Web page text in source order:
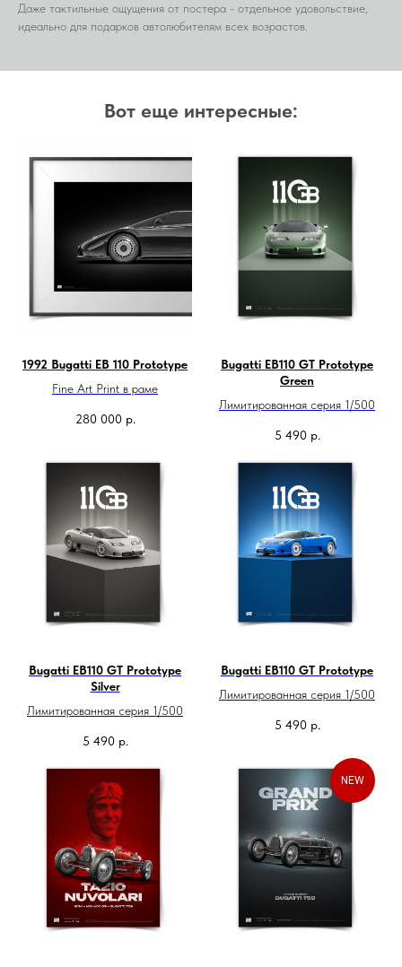
Даже тактильные ощущения от постера - отдельное удовольствие,
идеально для подарков автолюбителям всех возрастов.
Вот еще интересные:
1992 Bugatti EB 110 Prototype
Fine Art Print в раме
280 000 р.
Bugatti EB110 GT Prototype
Green
Лимитированная серия 1/500
5 490 р.
Bugatti EB110 GT Prototype
Silver
Лимитированная серия 1/500
5 490 р.
Bugatti EB110 GT Prototype
Лимитированная серия 1/500
5 490 р.
NEW